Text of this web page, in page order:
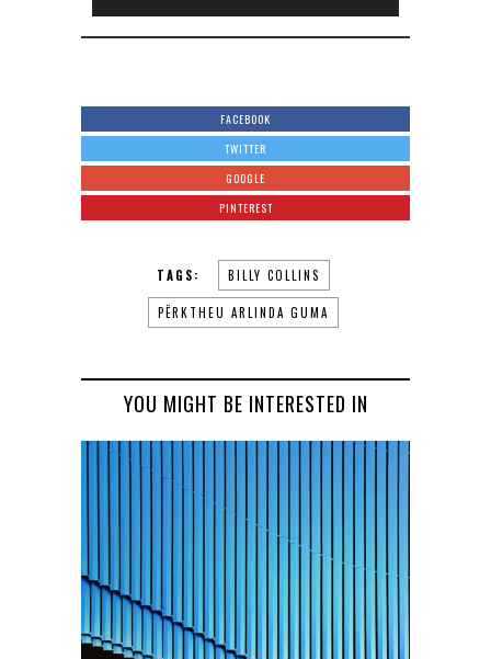
Player
FACEBOOK
TWITTER
GOOGLE
PINTEREST
TAGS: BILLY COLLINS
PËRKTHEU ARLINDA GUMA
YOU MIGHT BE INTERESTED IN